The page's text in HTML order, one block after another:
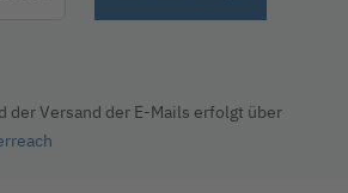
der Versand der E-Mails erfolgt über